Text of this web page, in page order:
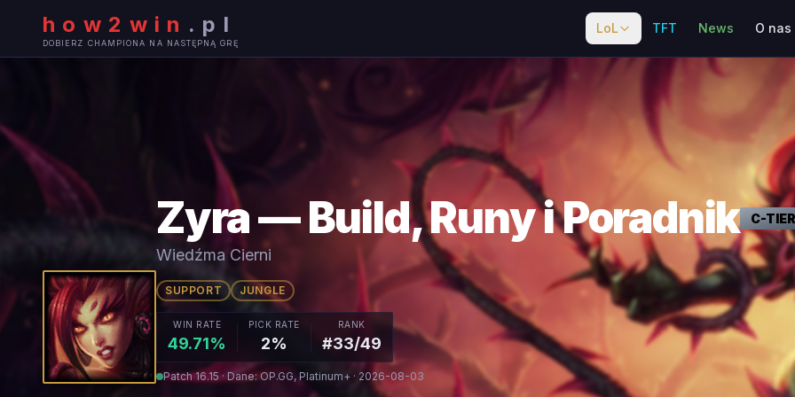
how2win . pl
DOBIERZ CHAMPIONA NA NASTĘPNĄ GRĘ
LoL TFT News O nas
Zyra — Build, Runy i Poradnik C-
Wiedźma Cierni
SUPPORT JUNGLE
WIN RATE
49.71%
PICK RATE
2%
RANK
#33/49
Patch 16.15 · Dane: OP.GG, Platinum+ · 2026-08-03